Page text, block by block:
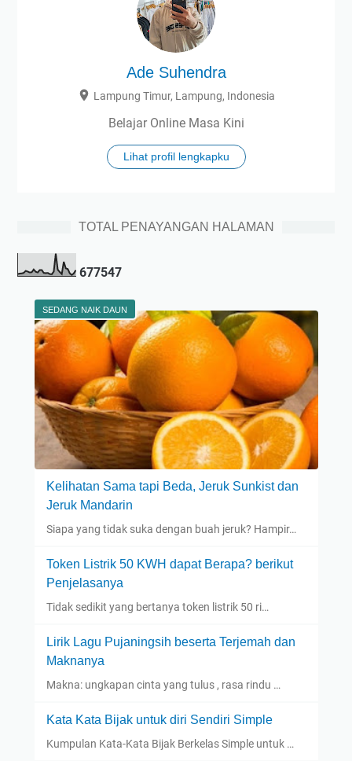
Ade Suhendra
Lampung Timur, Lampung, Indonesia
Belajar Online Masa Kini
Lihat profil lengkapku
TOTAL PENAYANGAN HALAMAN
677547
SEDANG NAIK DAUN
Kelihatan Sama tapi Beda, Jeruk Sunkist dan
Jeruk Mandarin
Siapa yang tidak suka dengan buah jeruk? Hampir…
Token Listrik 50 KWH dapat Berapa? berikut
Penjelasanya
Tidak sedikit yang bertanya token listrik 50 ri…
Lirik Lagu Pujaningsih beserta Terjemah dan
Maknanya
Makna: ungkapan cinta yang tulus , rasa rindu …
Kata Kata Bijak untuk diri Sendiri Simple
Kumpulan Kata-Kata Bijak Berkelas Simple untuk …